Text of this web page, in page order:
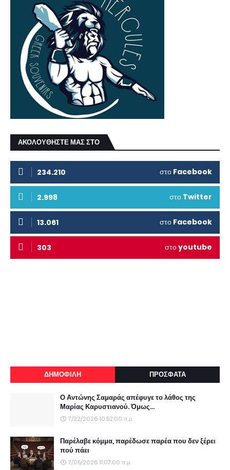
ΑΚΟΛΟΥΘΗΣΤΕ ΜΑΣ ΣΤΟ
234.210 στο Facebook
2.998 στο Twitter
13.061 στο Facebook
303 στοyoutube
ΔΗΜΟΦΙΛΗ ΠΡΟΣΦΑΤΑ
Ο Αντώνης Σαμαράς απέφυγε το λάθος της
Μαρίας Καρυστιανού. Όμως...
7/22/2026 10:52:00 π.μ.
Παρέλαβε κόμμα, παρέδωσε παρέα που δεν ξέρει
πού πάει
7/05/2026 11:07:00 π.μ.